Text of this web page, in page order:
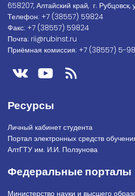
658207, Алтайский край, г. Рубцовск,
Телефон: +7 (38557) 59824
Факс: +7 (38557) 59824
Почта: rii@rubinst.ru
Приёмная комиссия: +7 (38557) 5-
Ресурсы
Личный кабинет студента
Портал электронных средств
АлтГТУ им. И.И. Ползунова
Федеральные порталы
Министерство науки и высшего